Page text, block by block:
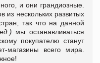
и они грандиозные.
из нескольких развитых
так что на данной
мы останавливаться
покупателю станут
магазины всего мира.